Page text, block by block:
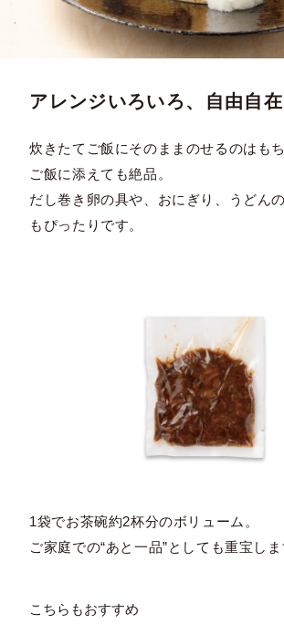
アレンジいろいろ、自由自在
炊きたてご飯にそのままのせるのはも
ご飯に添えても絶品。
だし巻き卵の具や、おにぎり、うどん
もぴったりです。
1袋でお茶碗約2杯分のボリューム。
ご家庭での“あと一品”としても重宝しま
こちらもおすすめ